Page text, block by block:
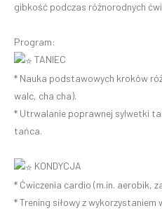
gibkość podczas różnorodnych
Program:
TANIEC
* Nauka podstawowych kroków
walc, cha cha).
* Utrwalanie poprawnej sylwetki
tańca.
KONDYCJA
* Ćwiczenia cardio (m.in. aerobik,
* Trening siłowy z wykorzystaniem